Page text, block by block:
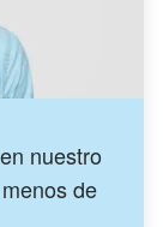
nuestro
de